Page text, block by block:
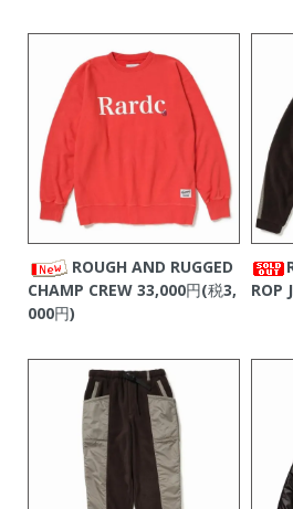
ROUGH AND RUGGED
CHAMP CREW 33,000円(税3,
000円)
ROP